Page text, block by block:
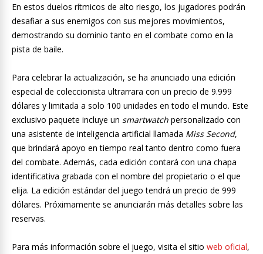
En estos duelos rítmicos de alto riesgo, los jugadores podrán
desafiar a sus enemigos con sus mejores movimientos,
demostrando su dominio tanto en el combate como en la
pista de baile.
Para celebrar la actualización, se ha anunciado una edición
especial de coleccionista ultrarrara con un precio de 9.999
dólares y limitada a solo 100 unidades en todo el mundo. Este
exclusivo paquete incluye un smartwatch personalizado con
una asistente de inteligencia artificial llamada Miss Second,
que brindará apoyo en tiempo real tanto dentro como fuera
del combate. Además, cada edición contará con una chapa
identificativa grabada con el nombre del propietario o el que
elija. La edición estándar del juego tendrá un precio de 999
dólares. Próximamente se anunciarán más detalles sobre las
reservas.
Para más información sobre el juego, visita el sitio web oficial,